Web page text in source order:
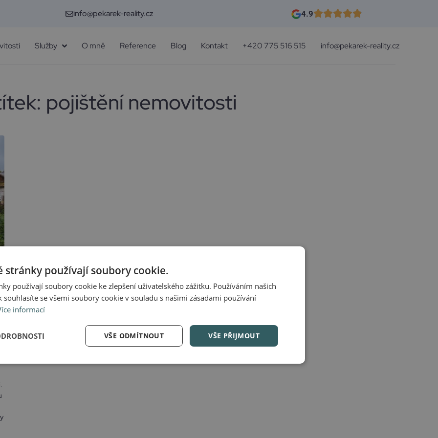
info@pekarek-reality.cz 4.9
Služby O mně Reference Blog Kontakt +420 775 516 515 info@pekarek-reality.cz
pojištění nemovitosti
stránky používají soubory cookie.
používají soubory cookie ke zlepšení uživatelského zážitku. Používáním našich
souhlasíte se všemi soubory cookie v souladu s našimi zásadami používání
informací
VŠE PŘIJMOUT
VŠE ODMÍTNOUT